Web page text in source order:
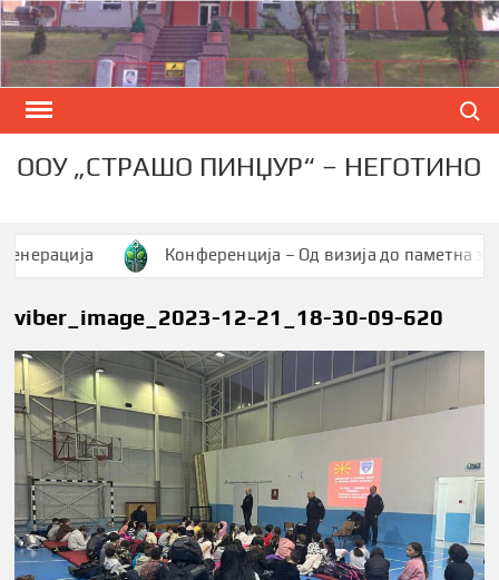
Skip
to
content
ООУ „СТРАШО ПИНЏУР“ – НЕГОТИНО
Конференција – Од визија до паметна
viber_image_2023-12-21_18-30-09-620